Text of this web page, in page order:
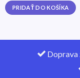
PRIDAŤ DO KOŠÍKA
Doprava